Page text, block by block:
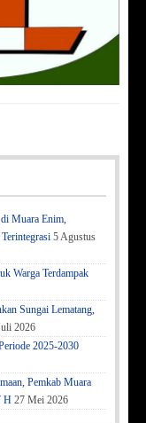
Muara Enim,
5 Agustus
Warga Terdampak
Sungai Lematang,
2026
2025-2030
Pemkab Muara
H 27 Mei 2026